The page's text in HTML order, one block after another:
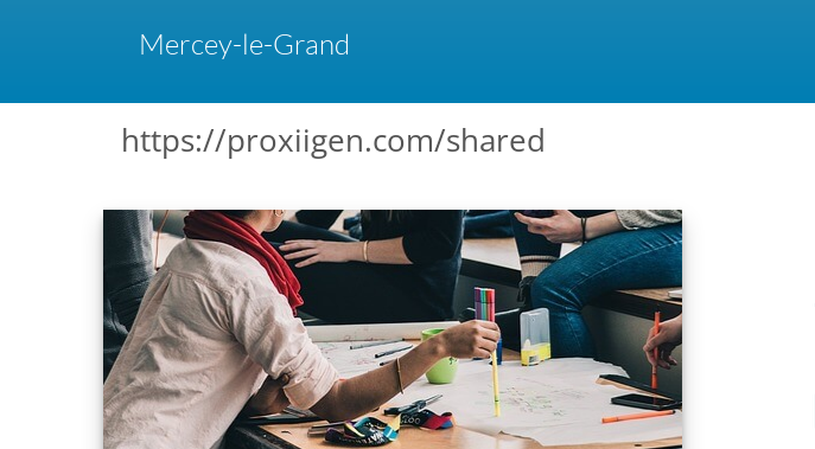
Mercey-le-Grand
https://proxiigen.com/shared